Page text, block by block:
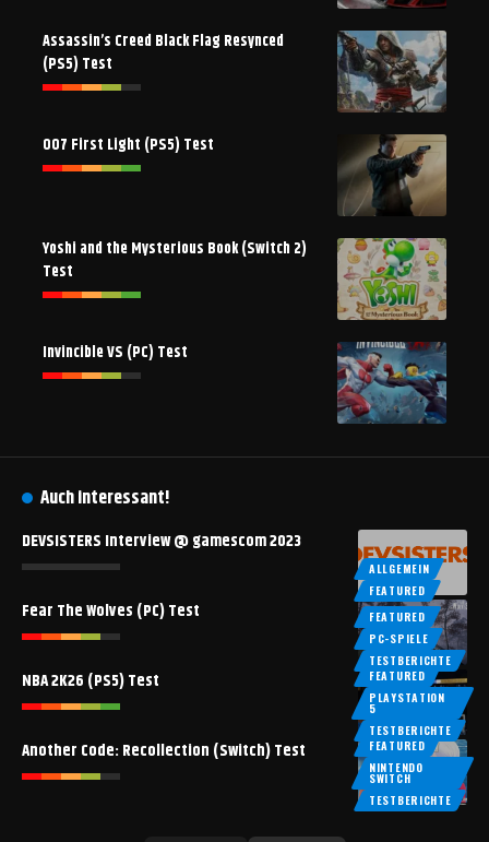
Assassin’s Creed Black Flag Resynced
(PS5) Test
007 First Light (PS5) Test
Yoshi and the Mysterious Book (Switch 2)
Test
Invincible VS (PC) Test
Auch interessant!
ALLGEMEIN
FEATURED
DEVSISTERS Interview @ gamescom 2023
FEATURED
PC-SPIELE
TESTBERICHTE
Fear The Wolves (PC) Test
FEATURED
PLAYSTATION
5
TESTBERICHTE
NBA 2K26 (PS5) Test
FEATURED
NINTENDO
SWITCH
TESTBERICHTE
Another Code: Recollection (Switch) Test